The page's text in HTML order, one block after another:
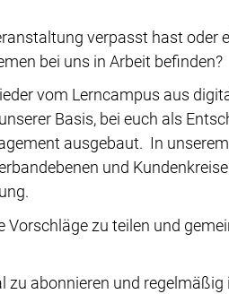
verpasst hast oder
bei uns in Arbeit befinden?
vom Lerncampus aus
Basis, bei euch als
ausgebaut. In
und
zu teilen und
abonnieren und